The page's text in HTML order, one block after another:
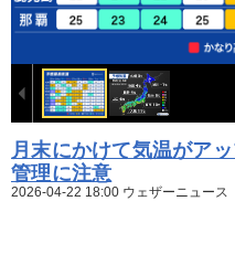
月末にかけて気温がア
管理に注意
2026-04-22 18:00 ウェザーニュース